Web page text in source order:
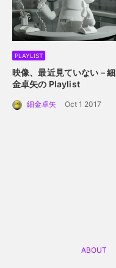
PLAYLIST
映像、最近見ていない – 細
金卓矢の Playlist
細金卓矢 Oct 1 2017
ABOUT